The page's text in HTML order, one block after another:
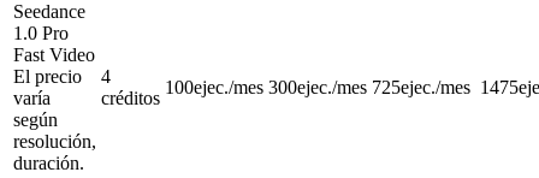
Seedance
1.0 Pro
Fast Video
El precio
varía
según
resolución,
duración.
4
créditos
100ejec./mes 300ejec./mes 725ejec./mes 1475